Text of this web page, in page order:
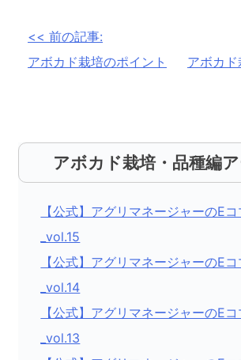
投
稿
ゲ
ー
ョ
ン
<< 前の記事:
アボカド栽培のポイント
アボカ
アボカド栽培・品種編
【公式】アグリマネージャーのE
_vol.15
【公式】アグリマネージャーのE
_vol.14
【公式】アグリマネージャーのE
_vol.13